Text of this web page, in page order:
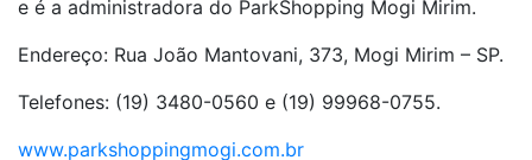
e é a administradora do ParkShopping Mogi Mirim.
Endereço: Rua João Mantovani, 373, Mogi Mirim – SP.
Telefones: (19) 3480-0560 e (19) 99968-0755.
www.parkshoppingmogi.com.br